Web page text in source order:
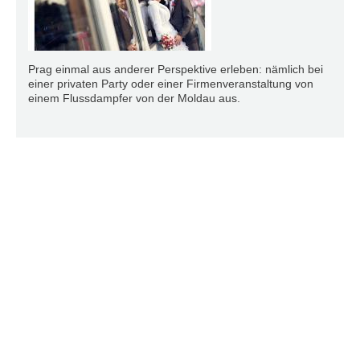
Prag einmal aus anderer Perspektive erleben: nämlich bei
einer privaten Party oder einer Firmenveranstaltung von
einem Flussdampfer von der Moldau aus.